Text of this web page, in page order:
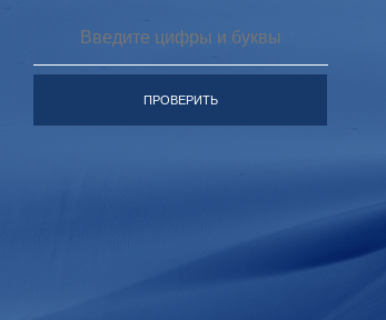
ПРОВЕРИТЬ